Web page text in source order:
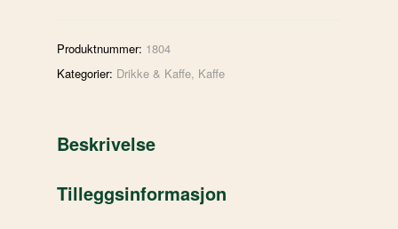
Produktnummer: 1804
Kategorier: Drikke & Kaffe, Kaffe
Beskrivelse
Tilleggsinformasjon